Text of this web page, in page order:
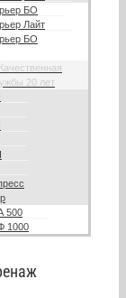
БО
Лайт
БО
Качественная
20 лет
500
1000